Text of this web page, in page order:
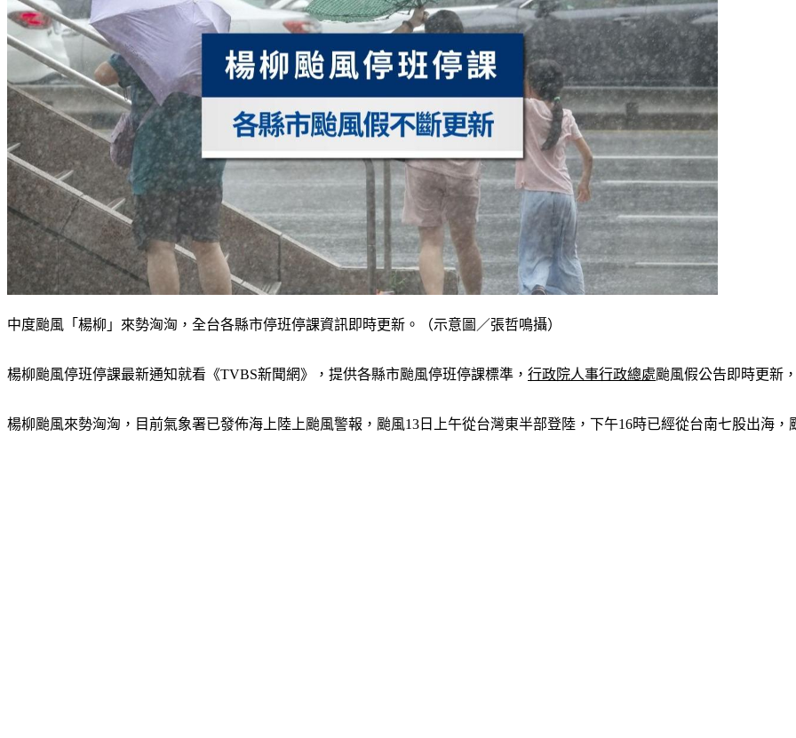
中度颱風「楊柳」來勢洶洶，全台各縣市停班停課資訊即時更新。（示意圖／張哲鳴攝）
楊柳颱風停班停課最新通知就看《TVBS新聞網》，提供各縣市颱風停班停課標準， 行政院人事行政總處颱風假公告即時更新
楊柳颱風來勢洶洶，目前氣象署已發佈海上陸上颱風警報，颱風13日上午從台灣東半部登陸，下午16時已經從台南七股出海